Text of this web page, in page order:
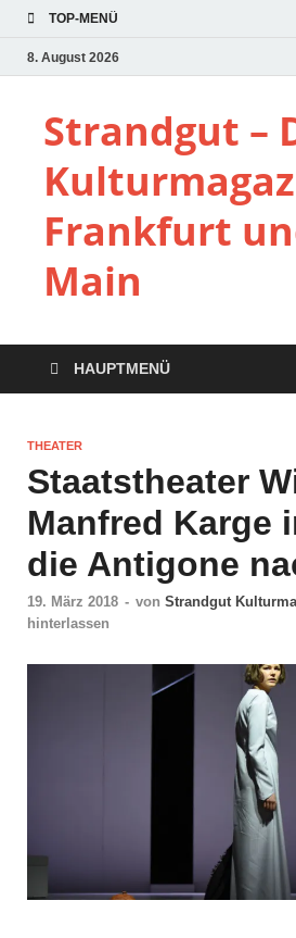
TOP-MENÜ
8. August 2026
Strandgut –
Frankfurt
Main
HAUPTMENÜ
THEATER
Staatstheater
Manfred Karge
die Antigone
19. März 2018 - von Strandgut
hinterlassen